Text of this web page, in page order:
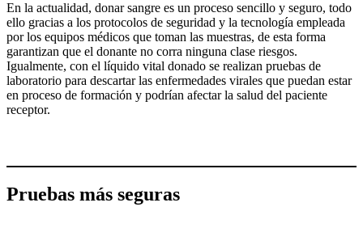
En la actualidad, donar sangre es un proceso sencillo y seguro, todo
ello gracias a los protocolos de seguridad y la tecnología empleada
por los equipos médicos que toman las muestras, de esta forma
garantizan que el donante no corra ninguna clase riesgos.
Igualmente, con el líquido vital donado se realizan pruebas de
laboratorio para descartar las enfermedades virales que puedan estar
en proceso de formación y podrían afectar la salud del paciente
receptor.
Pruebas más seguras